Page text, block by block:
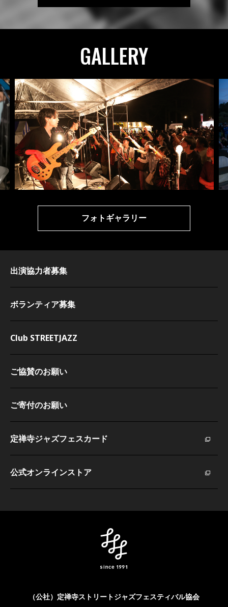
GALLERY
フォトギャラリー
出演協力者募集
ボランティア募集
Club STREETJAZZ
ご協賛のお願い
ご寄付のお願い
定禅寺ジャズフェスカード
公式オンラインストア
（公社）定禅寺ストリートジャズフェスティバル協会